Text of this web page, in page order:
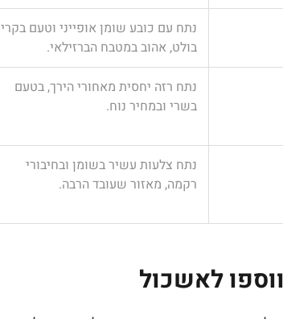
נתח עם כובע שומן אופייני וטעם בקרי
בולט, אהוב במטבח הברזילאי.
נתח רזה יחסית מאחורי הירך, בטעם
בשרי ובמחיר נוח.
נתח צלעות עשיר בשומן ובחיבורי
רקמה, מאזור שעובד הרבה.
לאשכול